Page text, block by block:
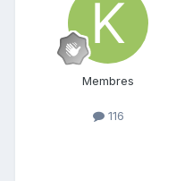
Membres
116